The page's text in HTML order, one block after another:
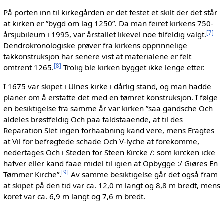
På porten inn til kirkegården er det festet et skilt der det står
at kirken er ”bygd om lag 1250”. Da man feiret kirkens 750-
årsjubileum i 1995, var årstallet likevel noe tilfeldig valgt.[7]
Dendrokronologiske prøver fra kirkens opprinnelige
takkonstruksjon har senere vist at materialene er felt
omtrent 1265.[8] Trolig ble kirken bygget ikke lenge etter.
I 1675 var skipet i Ulnes kirke i dårlig stand, og man hadde
planer om å erstatte det med en tømret konstruksjon. I følge
en besiktigelse fra samme år var kirken ”saa gandsche Och
aldeles brøstfeldig Och paa faldstaaende, at til des
Reparation Slet ingen forhaabning kand vere, mens Eragtes
at Vil for befrøgtede schade Och V-lyche at forekomme,
nedertages Och i Steden for Steen Kircke /: som kircken icke
hafver eller kand faae midel til igien at Opbygge :/ Giøres En
Tømmer Kirche”.[9] Av samme besiktigelse går det også fram
at skipet på den tid var ca. 12,0 m langt og 8,8 m bredt, mens
koret var ca. 6,9 m langt og 7,6 m bredt.